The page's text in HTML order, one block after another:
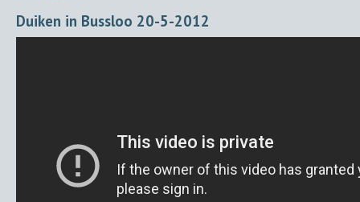
Duiken in Bussloo 20-5-2012